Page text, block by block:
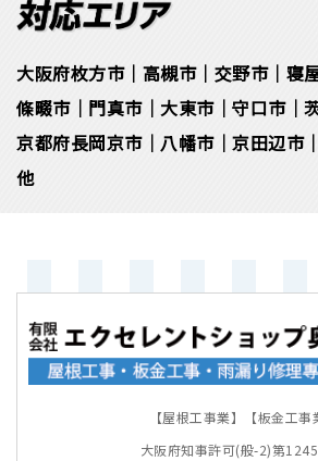
大阪府枚方市｜高槻市｜交野市｜寝
條畷市｜門真市｜大東市｜守口市｜
京都府長岡京市｜八幡市｜京田辺市
他
【屋根工事業】【板金工事
大阪府知事許可(般-2)第